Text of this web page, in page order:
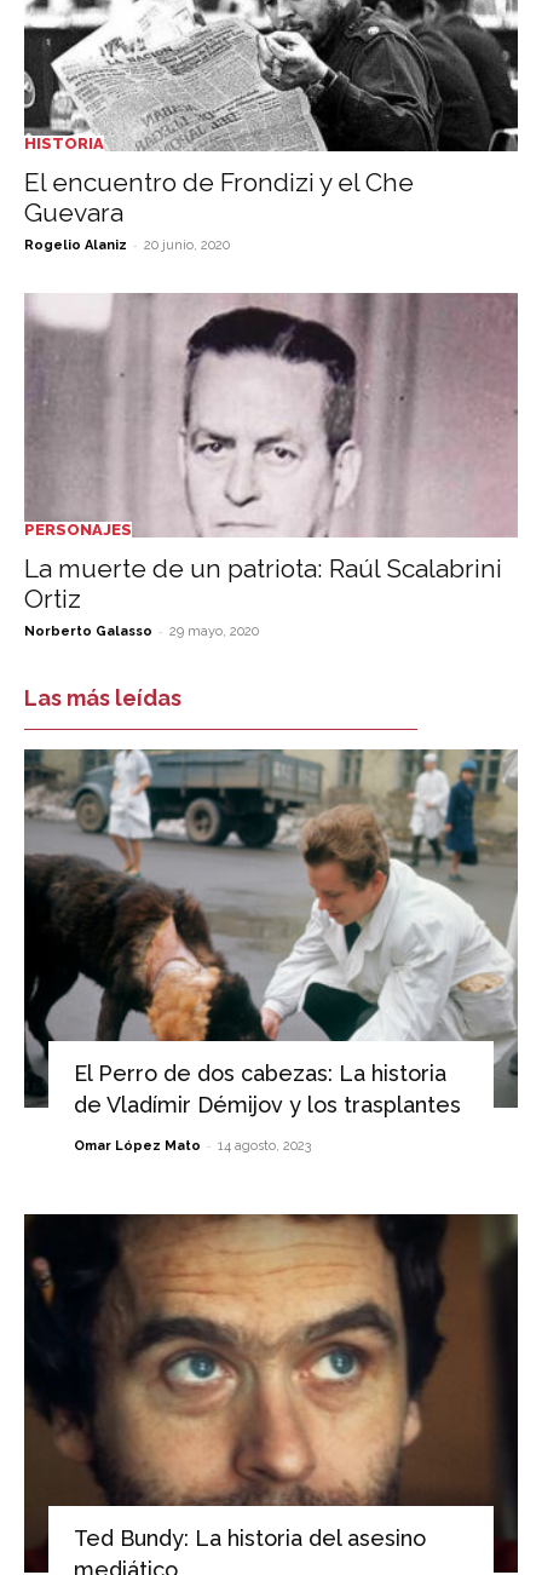
HISTORIA
El encuentro de Frondizi y el Che
Guevara
Rogelio Alaniz - 20 junio, 2020
PERSONAJES
La muerte de un patriota: Raúl Scalabrini
Ortiz
Norberto Galasso - 29 mayo, 2020
Las más leídas
El Perro de dos cabezas: La historia
de Vladímir Démijov y los trasplantes
Omar López Mato - 14 agosto, 2023
Ted Bundy: La historia del asesino
mediático